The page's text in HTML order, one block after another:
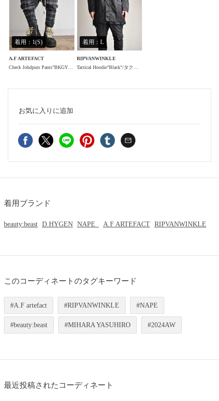
着用：1(S)
A.F ARTEFACT
着用：L
RIPVANWINKLE
お気に入り に追加
着用ブランド
beauty:beast D.HYGEN NAPE_ A.F ARTEFACT RIPVANWINKLE
このコーディネートのタグキーワード
A.F artefact RIPVANWINKLE NAPE
beauty:beast MIHARA YASUHIRO 2024AW
最近投稿されたコーディネート